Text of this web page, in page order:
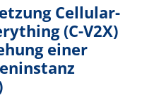
Cellular-
(C-V2X)
einer